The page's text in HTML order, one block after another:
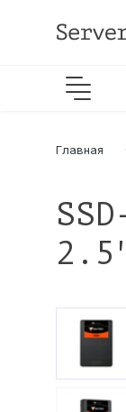
Главная